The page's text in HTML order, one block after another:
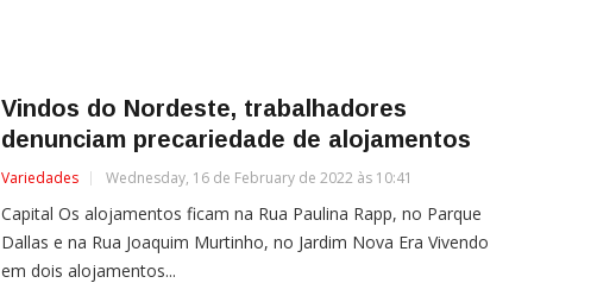
Vindos do Nordeste, trabalhadores
denunciam precariedade de alojamentos
Variedades Wednesday, 16 de February de 2022 às 10:41
Capital Os alojamentos ficam na Rua Paulina Rapp, no Parque
Dallas e na Rua Joaquim Murtinho, no Jardim Nova Era Vivendo
em dois alojamentos...